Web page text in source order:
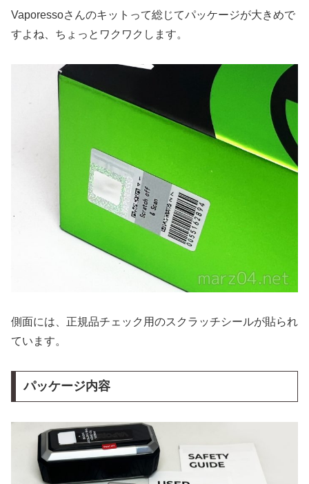
Vaporessoさんのキットって総じてパッケージが大きめで
すよね、ちょっとワクワクします。
側面には、正規品チェック用のスクラッチシールが貼られ
ています。
パッケージ内容